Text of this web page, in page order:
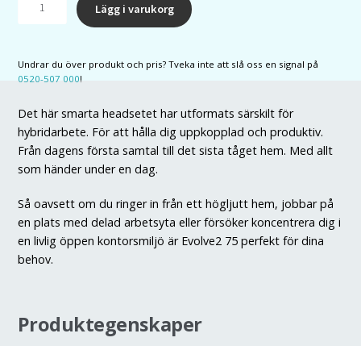
UC
A
mängd
Lägg i varukorg
Undrar du över produkt och pris? Tveka inte att slå oss en signal på
0520-507 000!
Det här smarta headsetet har utformats särskilt för
hybridarbete. För att hålla dig uppkopplad och produktiv.
Från dagens första samtal till det sista tåget hem. Med allt
som händer under en dag.
Så oavsett om du ringer in från ett högljutt hem, jobbar på
en plats med delad arbetsyta eller försöker koncentrera dig i
en livlig öppen kontorsmiljö är Evolve2 75 perfekt för dina
behov.
Produktegenskaper